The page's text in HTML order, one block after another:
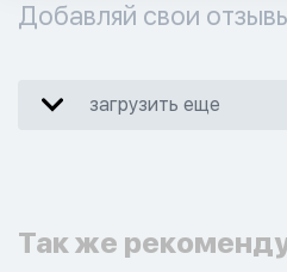
Добавляй свои
загрузить еще
Так же